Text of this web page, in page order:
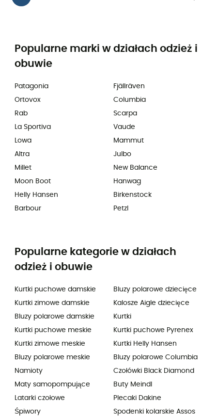
Popularne marki w działach odzież i
obuwie
Patagonia
Ortovox
Rab
La Sportiva
Lowa
Altra
Millet
Moon Boot
Helly Hansen
Barbour
Fjällräven
Columbia
Scarpa
Vaude
Mammut
Julbo
New Balance
Hanwag
Birkenstock
Petzl
Popularne kategorie w działach
odzież i obuwie
Kurtki puchowe damskie
Kurtki zimowe damskie
Bluzy polarowe damskie
Kurtki puchowe meskie
Kurtki zimowe meskie
Bluzy polarowe meskie
Namioty
Maty samopompujące
Latarki czołowe
Śpiwory
Bluzy polarowe dziecięce
Kalosze Aigle dziecięce
Kurtki
Kurtki puchowe Pyrenex
Kurtki Helly Hansen
Bluzy polarowe Columbia
Czołówki Black Diamond
Buty Meindl
Plecaki Dakine
Spodenki kolarskie Assos